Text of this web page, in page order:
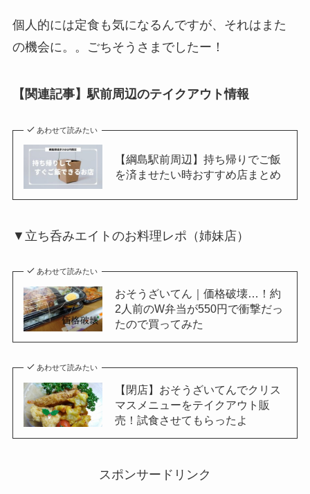
個人的には定食も気になるんですが、それはまた
の機会に。。ごちそうさまでしたー！
【関連記事】駅前周辺のテイクアウト情報
あわせて読みたい
【綱島駅前周辺】持ち帰りでご飯
を済ませたい時おすすめ店まとめ
▼立ち呑みエイトのお料理レポ（姉妹店）
あわせて読みたい
おそうざいてん｜価格破壊…！約
2人前のW弁当が550円で衝撃だっ
たので買ってみた
あわせて読みたい
【閉店】おそうざいてんでクリス
マスメニューをテイクアウト販
売！試食させてもらったよ
スポンサードリンク